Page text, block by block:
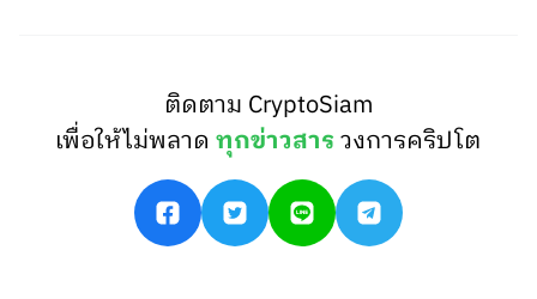
ติดตาม CryptoSiam
เพื่อให้ไม่พลาดทุกข่าวสารวงการคริปโต